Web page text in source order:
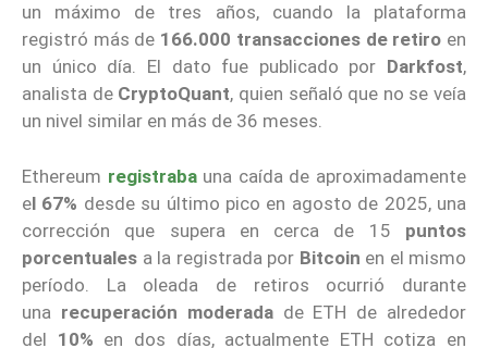
un máximo de tres años, cuando la plataforma
registró más de 166.000 transacciones de retiro en
un único día. El dato fue publicado por Darkfost,
analista de CryptoQuant, quien señaló que no se veía
un nivel similar en más de 36 meses.
Ethereum registraba una caída de aproximadamente
el 67% desde su último pico en agosto de 2025, una
corrección que supera en cerca de 15 puntos
porcentuales a la registrada por Bitcoin en el mismo
período. La oleada de retiros ocurrió durante
una recuperación moderadade ETH de alrededor
del 10% en dos días, actualmente ETH cotiza en